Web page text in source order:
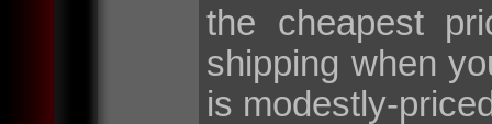
the cheapest
shipping when
is modestly-